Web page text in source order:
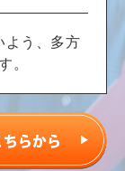
よう、多方
。